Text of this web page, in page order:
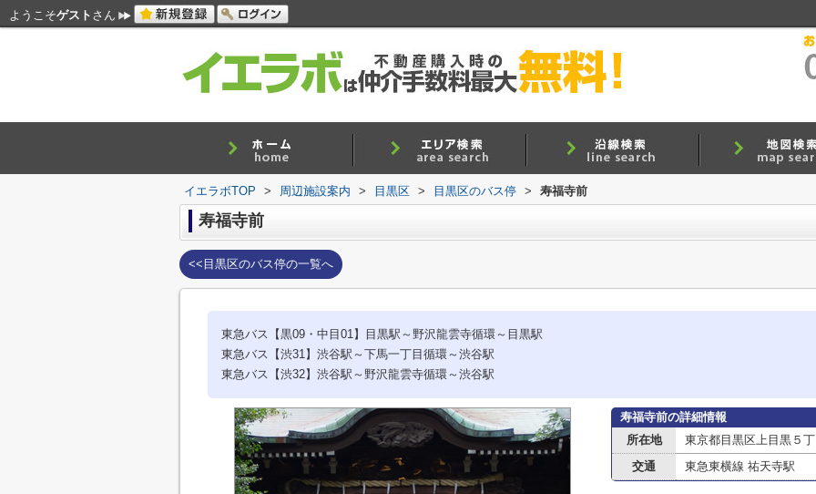
ようこそゲスト さん
イエラボTOP > 周辺施設案内 > 目黒区 > 目黒区のバス停 > 寿福寺前
寿福寺前
<<目黒区のバス停の一覧へ
東急バス【黒09・中目01】目黒駅～野沢龍雲寺循環～目黒駅
東急バス【渋31】渋谷駅～下馬一丁目循環～渋谷駅
東急バス【渋32】渋谷駅～野沢龍雲寺循環～渋谷駅
寿福寺前の詳細情報
所在地
東京都目黒区上目黒５丁
交通 東急東横線 祐天寺駅